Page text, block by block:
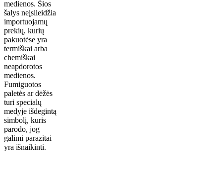
medienos. Šios
šalys neįsileidžia
importuojamų
prekių, kurių
pakuotėse yra
termiškai arba
chemiškai
neapdorotos
medienos.
Fumiguotos
paletės ar dėžės
turi specialų
medyje išdegintą
simbolį, kuris
parodo, jog
galimi parazitai
yra išnaikinti.